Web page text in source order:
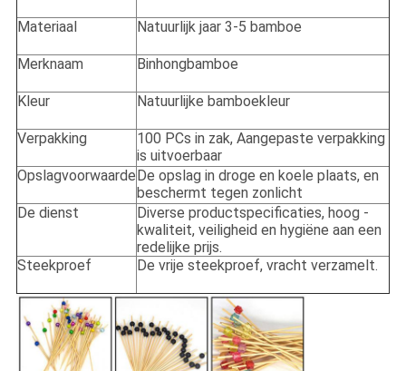
Materiaal Natuurlijk jaar 3-5 bamboe
Merknaam Binhongbamboe
Kleur Natuurlijke bamboekleur
Verpakking
100 PCs in zak, Aangepaste verpakking
is uitvoerbaar
Opslagvoorwaarde De opslag in droge en koele plaats, en
beschermt tegen zonlicht
De dienst
Diverse productspecificaties, hoog -
kwaliteit, veiligheid en hygiëne aan een
redelijke prijs.
Steekproef
De vrije steekproef, vracht verzamelt.